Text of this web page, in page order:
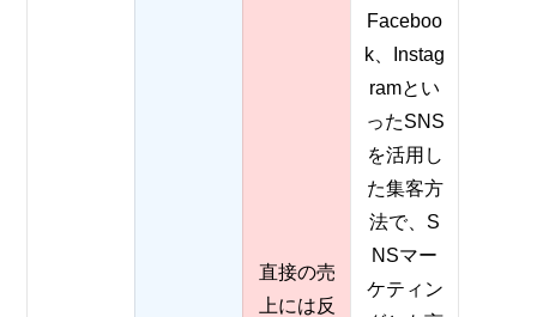
直接の売
上には反
Faceboo
k、Instag
ramとい
ったSNS
を活用し
た集客方
法で、S
NSマー
ケティン